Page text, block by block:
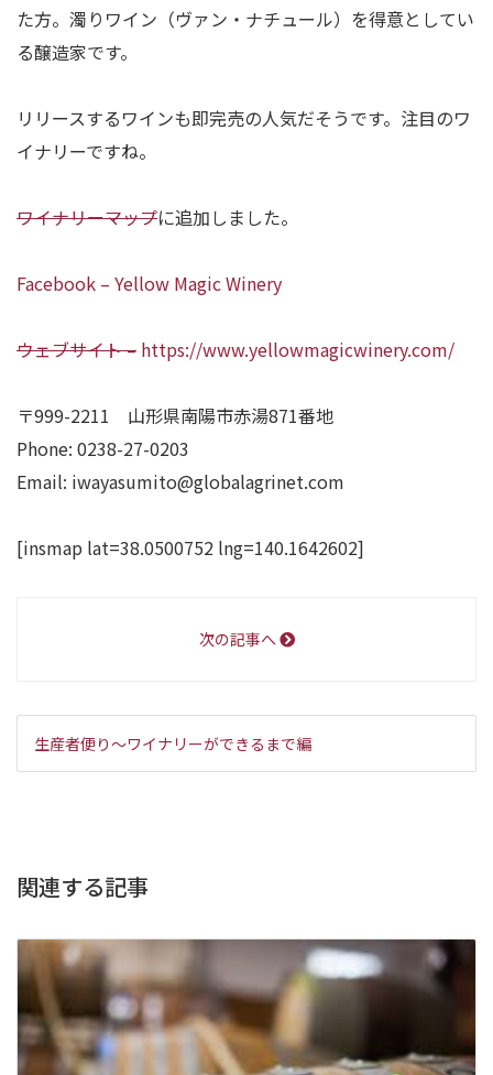
た方。濁りワイン（ヴァン・ナチュール）を得意としてい
る醸造家です。
リリースするワインも即完売の人気だそうです。注目のワ
イナリーですね。
ワイナリーマップに追加しました。
Facebook – Yellow Magic Winery
ウェブサイト – https://www.yellowmagicwinery.com/
〒999-2211 山形県南陽市赤湯871番地
Phone: 0238-27-0203
Email: iwayasumito@globalagrinet.com
[insmap lat=38.0500752 lng=140.1642602]
次の記事へ
生産者便り～ワイナリーができるまで編
関連する記事